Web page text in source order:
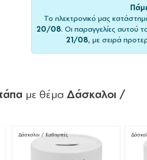
Το ηλεκτρονικό μας
20/08. Οι παραγγελίες αυτού
21/08, με σειρά
με θέμα Δάσκαλοι /
Δάσκαλοι / Καθηγητές